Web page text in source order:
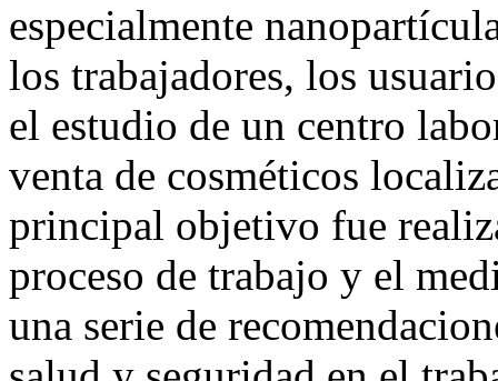
especialmente
los trabajadores, los
el estudio de un centro
venta de cosméticos
principal objetivo fue
proceso de trabajo y el
una serie de